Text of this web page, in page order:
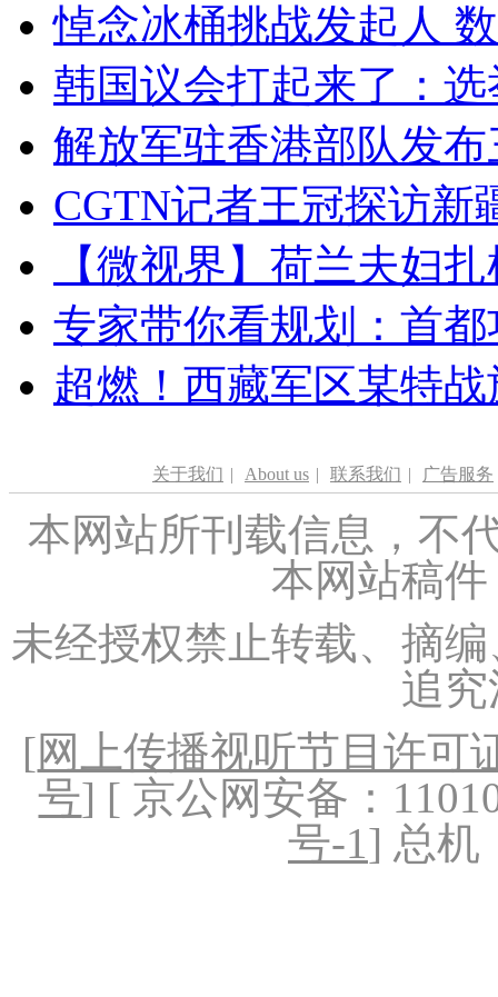
悼念冰桶挑战发起人
韩国议会打起来了：
解放军驻香港部队发
CGTN记者王冠探访新
【微视界】荷兰夫妇
专家带你看规划：首
超燃！西藏军区某特
关于我们 | About us | 联系我们 | 广告服务
本网站所刊载信息，不
本网站稿
未经授权禁止转载、摘
追
[网上传播视听节目许可
号] [ 京公网安备：
号-1] 总机